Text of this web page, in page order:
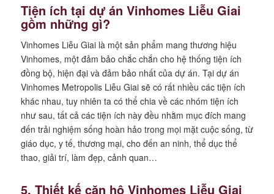
Tiện ích tại dự án Vinhomes Liễu Giai
gồm những gì?
Vinhomes Liễu Giai là một sản phẩm mang thương hiệu
Vinhomes, một đảm bảo chắc chắn cho hệ thống tiện ích
đồng bộ, hiện đại và đảm bảo nhất của dự án. Tại dự án
Vinhomes Metropolis Liễu Giai sẽ có rất nhiều các tiện ích
khác nhau, tuy nhiên ta có thể chia về các nhóm tiện ích
như sau, tất cả các tiện ích này đều nhằm mục đích mang
đến trải nghiệm sống hoàn hảo trong mọi mặt cuộc sống, từ
giáo dục, y tế, thương mại, cho đến an ninh, thể dục thể
thao, giải trí, làm đẹp, cảnh quan…
5. Thiết kế căn hộ Vinhomes Liễu Giai